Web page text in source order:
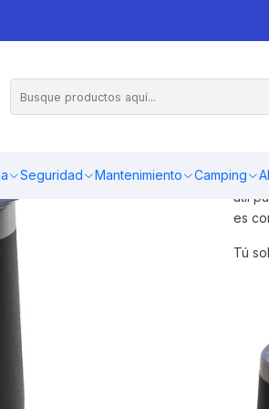
Seguridad Mantenimiento Camping
"edición Peces"
útil
es
Tú